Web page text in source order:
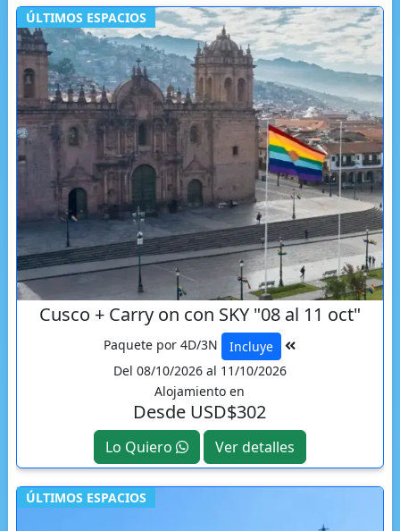
ÚLTIMOS ESPACIOS
Cusco + Carry on con SKY "08 al 11 oct"
Paquete por 4D/3N
Incluye
Del 08/10/2026 al 11/10/2026
Alojamiento en
Desde USD$302
Lo Quiero Ver detalles
ÚLTIMOS ESPACIOS